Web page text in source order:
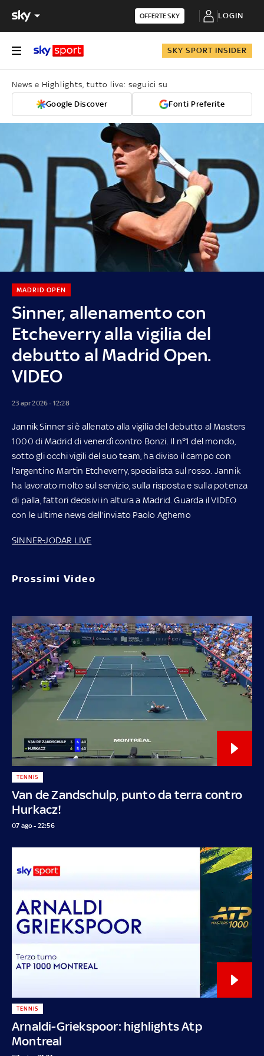
OFFERTE SKY LOGIN
SKY SPORT INSIDER
News e Highlights, tutto live: seguici su
Google Discover Fonti Preferite
Sinner, allenamento con
Etcheverry alla vigilia del
debutto al Madrid Open.
VIDEO
MADRID OPEN
23 apr 2026 - 12:28
Jannik Sinner si è allenato alla vigilia del debutto al Masters
1000 di Madrid di venerdì contro Bonzi. Il n°1 del mondo,
sotto gli occhi vigili del suo team, ha diviso il campo con
l'argentino Martin Etcheverry, specialista sul rosso. Jannik
ha lavorato molto sul servizio, sulla risposta e sulla potenza
di palla, fattori decisivi in altura a Madrid. Guarda il VIDEO
con le ultime news dell'inviato Paolo Aghemo
SINNER-JODAR LIVE
Prossimi Video
Van de Zandschulp, punto da terra contro
Hurkacz!
TENNIS
07 ago - 22:56
Arnaldi-Griekspoor: highlights Atp
Montreal
TENNIS